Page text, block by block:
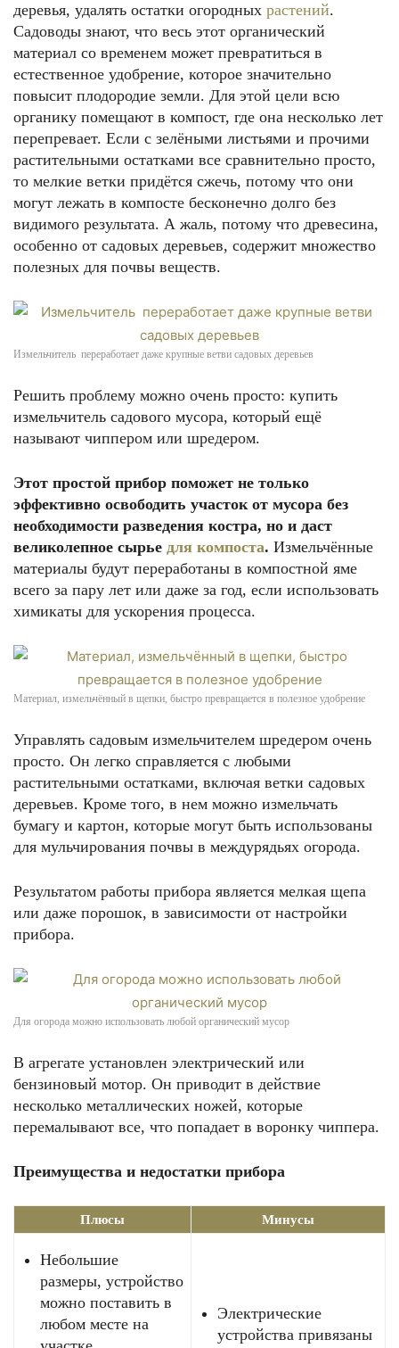
деревья, удалять остатки огородных растений.
Садоводы знают, что весь этот органический
материал со временем может превратиться в
естественное удобрение, которое значительно
повысит плодородие земли. Для этой цели всю
органику помещают в компост, где она несколько лет
перепревает. Если с зелёными листьями и прочими
растительными остатками все сравнительно просто,
то мелкие ветки придётся сжечь, потому что они
могут лежать в компосте бесконечно долго без
видимого результата. А жаль, потому что древесина,
особенно от садовых деревьев, содержит множество
полезных для почвы веществ.
Измельчитель переработает даже крупные ветви садовых деревьев
Решить проблему можно очень просто: купить
измельчитель садового мусора, который ещё
называют чиппером или шредером.
Этот простой прибор поможет не только
эффективно освободить участок от мусора без
необходимости разведения костра, но и даст
великолепное сырье для компоста. Измельчённые
материалы будут переработаны в компостной яме
всего за пару лет или даже за год, если использовать
химикаты для ускорения процесса.
Материал, измельчённый в щепки, быстро превращается в полезное удобрение
Управлять садовым измельчителем шредером очень
просто. Он легко справляется с любыми
растительными остатками, включая ветки садовых
деревьев. Кроме того, в нем можно измельчать
бумагу и картон, которые могут быть использованы
для мульчирования почвы в междурядьях огорода.
Результатом работы прибора является мелкая щепа
или даже порошок, в зависимости от настройки
прибора.
Для огорода можно использовать любой органический мусор
В агрегате установлен электрический или
бензиновый мотор. Он приводит в действие
несколько металлических ножей, которые
перемалывают все, что попадает в воронку чиппера.
Преимущества и недостатки прибора
Плюсы Минусы
Небольшие
размеры, устройство
можно поставить в
любом месте на
Электрические
устройства привязаны